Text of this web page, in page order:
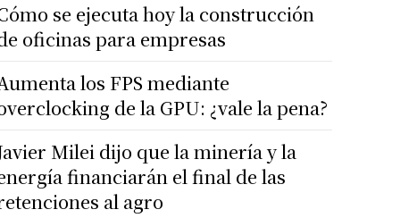
se ejecuta hoy la construcción
oficinas para empresas
los FPS mediante
de la GPU: ¿vale la pena?
Milei dijo que la minería y la
financiarán el final de las
al agro